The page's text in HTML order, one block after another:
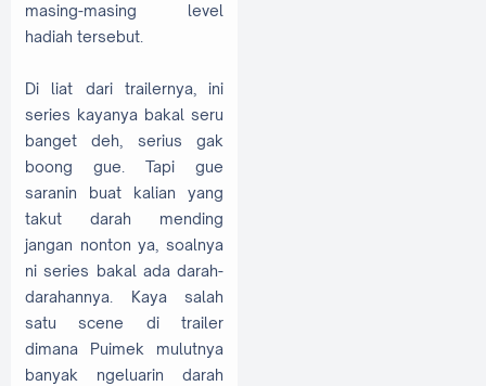
masing-masing level
hadiah tersebut.
Di liat dari trailernya, ini
series kayanya bakal seru
banget deh, serius gak
boong gue. Tapi gue
saranin buat kalian yang
takut darah mending
jangan nonton ya, soalnya
ni series bakal ada darah-
darahannya. Kaya salah
satu scene di trailer
dimana Puimek mulutnya
banyak ngeluarin darah